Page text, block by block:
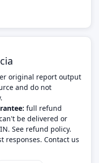
original report output
and do not
full refund
be delivered or
See refund policy.
responses. Contact us